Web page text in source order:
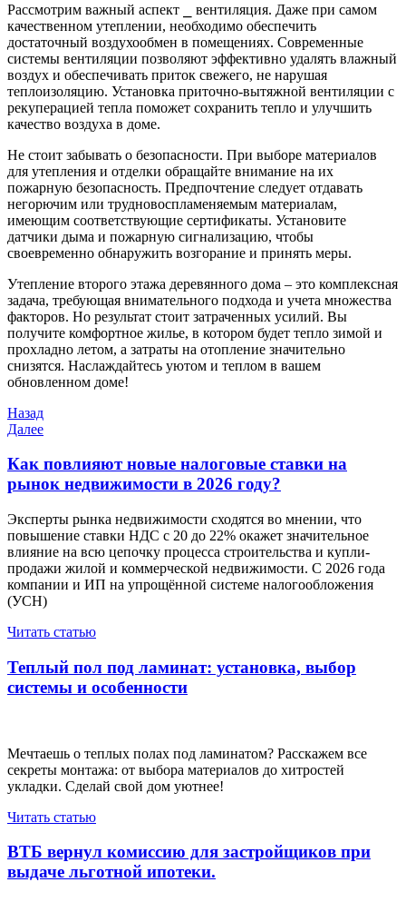
Рассмотрим важный аспект ⎯ вентиляция. Даже при самом
качественном утеплении, необходимо обеспечить
достаточный воздухообмен в помещениях. Современные
системы вентиляции позволяют эффективно удалять влажный
воздух и обеспечивать приток свежего, не нарушая
теплоизоляцию. Установка приточно-вытяжной вентиляции с
рекуперацией тепла поможет сохранить тепло и улучшить
качество воздуха в доме.
Не стоит забывать о безопасности. При выборе материалов
для утепления и отделки обращайте внимание на их
пожарную безопасность. Предпочтение следует отдавать
негорючим или трудновоспламеняемым материалам,
имеющим соответствующие сертификаты. Установите
датчики дыма и пожарную сигнализацию, чтобы
своевременно обнаружить возгорание и принять меры.
Утепление второго этажа деревянного дома – это комплексная
задача, требующая внимательного подхода и учета множества
факторов. Но результат стоит затраченных усилий. Вы
получите комфортное жилье, в котором будет тепло зимой и
прохладно летом, а затраты на отопление значительно
снизятся. Наслаждайтесь уютом и теплом в вашем
обновленном доме!
Навигация
по
записям
Предыдущая
запись
Назад
Следующая
Далее
Как повлияют новые налоговые ставки на
рынок недвижимости в 2026 году?
Эксперты рынка недвижимости сходятся во мнении, что
повышение ставки НДС с 20 до 22% окажет значительное
влияние на всю цепочку процесса строительства и купли-
продажи жилой и коммерческой недвижимости. С 2026 года
компании и ИП на упрощённой системе налогообложения
(УСН)
Читать статью
Теплый пол под ламинат: установка, выбор
системы и особенности
Мечтаешь о теплых полах под ламинатом? Расскажем все
секреты монтажа: от выбора материалов до хитростей
укладки. Сделай свой дом уютнее!
Читать статью
ВТБ вернул комиссию для застройщиков при
выдаче льготной ипотеки.